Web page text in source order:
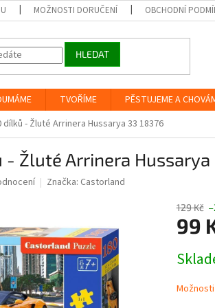
MOŽNOSTI DORUČENÍ OBCHODNÍ
HLEDAT
TVOŘÍME PĚSTUJEME A
dílků - Žluté Arrinera Hussarya 33 18376
- Žluté Arrinera Hussarya
Značka: Castorland
129 Kč
99
cena: